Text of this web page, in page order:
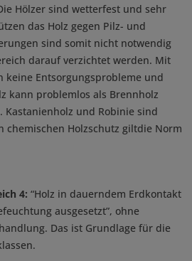
Hölzer sind wetterfest und sehr
das Holz gegen Pilz- und
sind somit nicht notwendig
darauf verzichtet werden. Mit
keine Entsorgungsprobleme und
kann problemlos als Brennholz
und Robinie sind
chemischen Holzschutz giltdie Norm
4: “Holz in dauerndem Erdkontakt
ausgesetzt”, ohne
Das ist Grundlage für die